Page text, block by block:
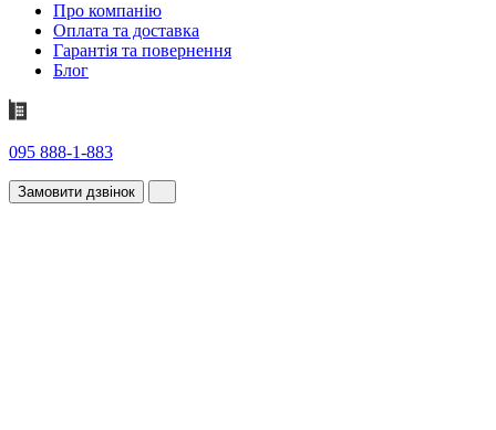
Про компанію
Оплата та доставка
Гарантія та повернення
Блог
095 888-1-883
Замовити дзвінок